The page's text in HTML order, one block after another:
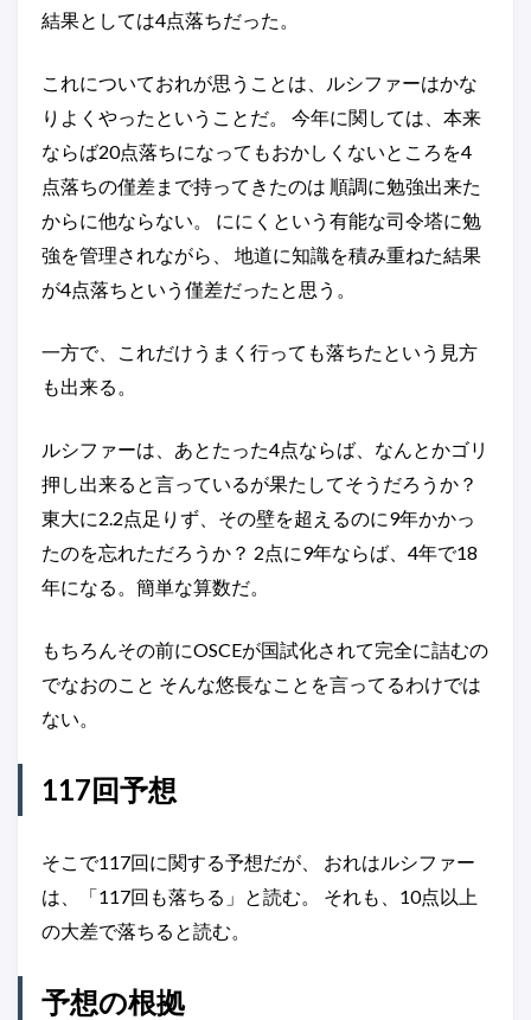
結果としては4点落ちだった。
これについておれが思うことは、ルシファーはかな
りよくやったということだ。 今年に関しては、本来
ならば20点落ちになってもおかしくないところを4
点落ちの僅差まで持ってきたのは 順調に勉強出来た
からに他ならない。 ににくという有能な司令塔に勉
強を管理されながら、 地道に知識を積み重ねた結果
が4点落ちという僅差だったと思う。
一方で、これだけうまく行っても落ちたという見方
も出来る。
ルシファーは、あとたった4点ならば、なんとかゴリ
押し出来ると言っているが果たしてそうだろうか？
東大に2.2点足りず、その壁を超えるのに9年かかっ
たのを忘れただろうか？ 2点に9年ならば、4年で18
年になる。簡単な算数だ。
もちろんその前にOSCEが国試化されて完全に詰むの
でなおのこと そんな悠長なことを言ってるわけでは
ない。
117回予想
そこで117回に関する予想だが、 おれはルシファー
は、「117回も落ちる」と読む。 それも、10点以上
の大差で落ちると読む。
予想の根拠